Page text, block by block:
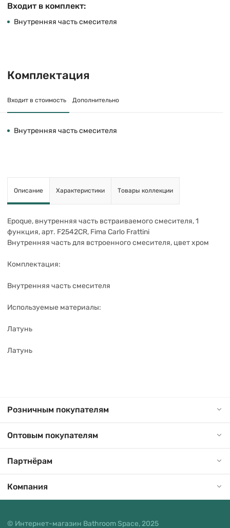
Входит в комплект:
Внутренняя часть смесителя
Комплектация
Входит в стоимость Дополнительно
Внутренняя часть смесителя
Описание Характеристики Товары коллекции
Epoque, внутренняя часть встраиваемого смесителя, 1
функция, арт. F2542CR, Fima Carlo Frattini
Внутренняя часть для встроенного смесителя, цвет хром
Комплектация:
Внутренняя часть смесителя
Используемые материалы:
Латунь
Латунь
Розничным покупателям
Оптовым покупателям
Партнёрам
Компания
© Интернет-магазин Bathroom Space, 2025